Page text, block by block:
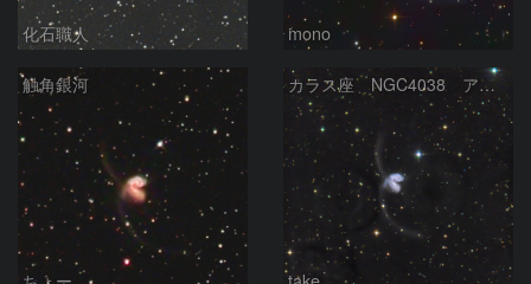
化石職人 mono
触角銀河 カラス座 NGC4038 アンテナ銀河